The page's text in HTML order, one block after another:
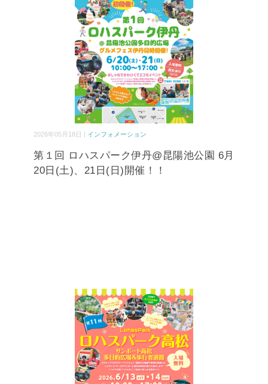
2026年05月18日 | インフォメーション
第１回 ロハスパーク伊丹@昆陽池公園 6月
20日(土)、21日(日)開催！！